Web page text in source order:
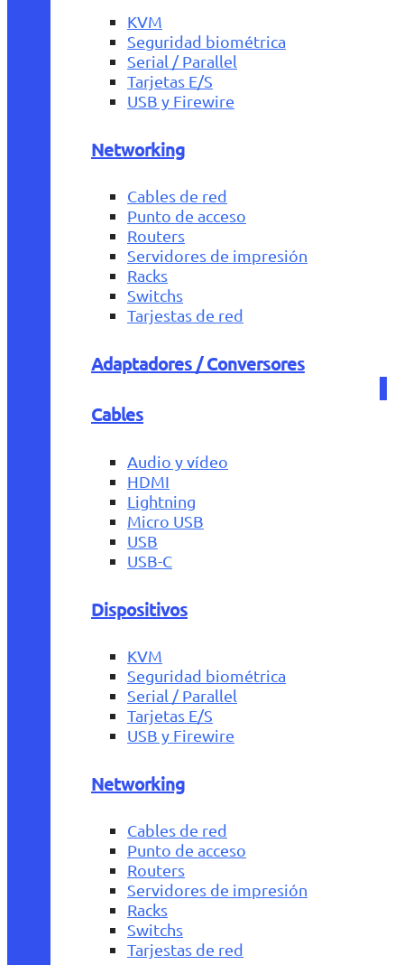
KVM
Seguridad biométrica
Serial / Parallel
Tarjetas E/S
USB y Firewire
Networking
Cables de red
Punto de acceso
Routers
Servidores de impresión
Racks
Switchs
Tarjestas de red
Adaptadores / Conversores
Cables
Audio y vídeo
HDMI
Lightning
Micro USB
USB
USB-C
Dispositivos
KVM
Seguridad biométrica
Serial / Parallel
Tarjetas E/S
USB y Firewire
Networking
Cables de red
Punto de acceso
Routers
Servidores de impresión
Racks
Switchs
Tarjestas de red